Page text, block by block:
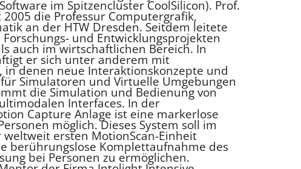
im Spitzencluster CoolSilicon). Prof.
die Professur Computergrafik,
an der HTW Dresden. Seitdem leitete
und Entwicklungsprojekten
auch im wirtschaftlichen Bereich. In
er sich unter anderem mit
in denen neue Interaktionskonzepte und
Simulatoren und Virtuelle Umgebungen
die Simulation und Bedienung von
Interfaces. In der
Capture Anlage ist eine markerlose
möglich. Dieses System soll im
ersten MotionScan-Einheit
berührungslose Komplettaufnahme des
bei Personen zu ermöglichen.